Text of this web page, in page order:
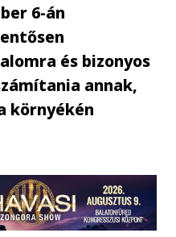
6-án
és bizonyos
annak,
környékén